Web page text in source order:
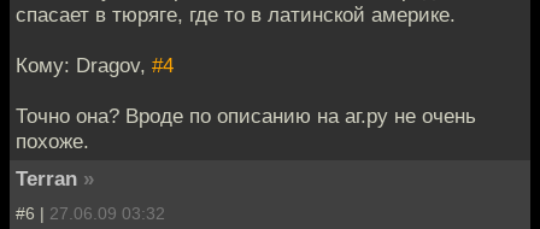
спасает в тюряге, где то в латинской америке.
Кому: Dragov, #4
Точно она? Вроде по описанию на аг.ру не очень
похоже.
Terran »
#6 | 27.06.09 03:32